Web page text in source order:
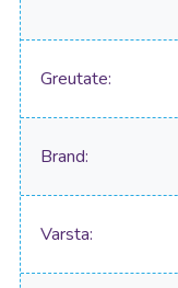
Greutate
Brand
Varsta